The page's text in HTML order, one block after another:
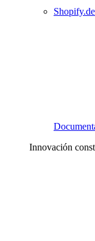
Innovación